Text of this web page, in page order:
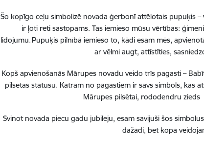
Šo kopīgo ceļu simbolizē novada ģerbonī attēlotais pupuķis
ir ļoti reti sastopams. Tas iemieso mūsu vērtības:
lidojumu. Pupuķis pilnībā iemieso to, kādi esam mēs,
ar vēlmi augt, attīstīties,
Kopš apvienošanās Mārupes novadu veido trīs pagasti –
pilsētas statusu. Katram no pagastiem ir savs simbols, kas
Mārupes pilsētai, rododendru zieds
Svinot novada piecu gadu jubileju, esam savijuši šos
dažādi, bet kopā
pašvaldība piešķir un izmaksā
izglītības iestādē, vai
E-rēķinu sistēma
Mārupes novada pašvaldība, ar
pakalpojumu sniegšanu, ieviesusi
E-rēķinu var iesniegt šeit: https://